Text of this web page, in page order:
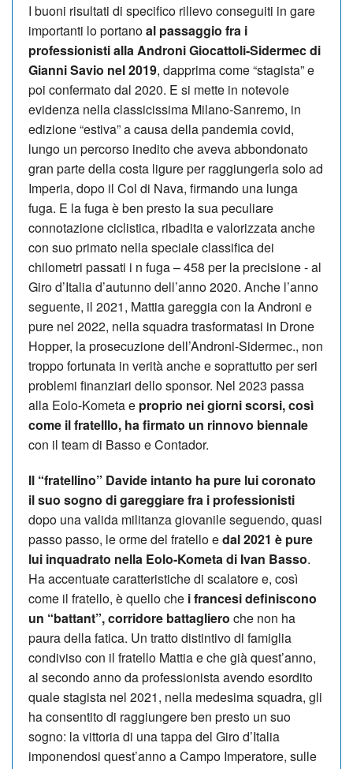
I buoni risultati di specifico rilievo conseguiti in gare
importanti lo portanoal passaggio fra i
professionisti alla Androni Giocattoli-Sidermec di
Gianni Savio nel 2019, dapprima come “stagista” e
poi confermato dal 2020. E si mette in notevole
evidenza nella classicissima Milano-Sanremo, in
edizione “estiva” a causa della pandemia covid,
lungo un percorso inedito che aveva abbondonato
gran parte della costa ligure per raggiungerla solo ad
Imperia, dopo il Col di Nava, firmando una lunga
fuga. E la fuga è ben presto la sua peculiare
connotazione ciclistica, ribadita e valorizzata anche
con suo primato nella speciale classifica dei
chilometri passati i n fuga – 458 per la precisione - al
Giro d’Italia d’autunno dell’anno 2020. Anche l’anno
seguente, il 2021, Mattia gareggia con la Androni e
pure nel 2022, nella squadra trasformatasi in Drone
Hopper, la prosecuzione dell’Androni-Sidermec., non
troppo fortunata in verità anche e soprattutto per seri
problemi finanziari dello sponsor. Nel 2023 passa
alla Eolo-Kometa e proprio nei giorni scorsi, così
come il fratelllo, ha firmato un rinnovo biennale
con il team di Basso e Contador.
Il “fratellino” Davide intanto ha pure lui coronato
il suo sogno di gareggiare fra i professionisti
dopo una valida militanza giovanile seguendo, quasi
passo passo, le orme del fratello edal 2021 è pure
lui inquadrato nella Eolo-Kometa di Ivan Basso.
Ha accentuate caratteristiche di scalatore e, così
come il fratello, è quello che i francesi definiscono
un “battant”, corridore battagliero che non ha
paura della fatica. Un tratto distintivo di famiglia
condiviso con il fratello Mattia e che già quest’anno,
al secondo anno da professionista avendo esordito
quale stagista nel 2021, nella medesima squadra, gli
ha consentito di raggiungere ben presto un suo
sogno: la vittoria di una tappa del Giro d’Italia
imponendosi quest’anno a Campo Imperatore, sulle